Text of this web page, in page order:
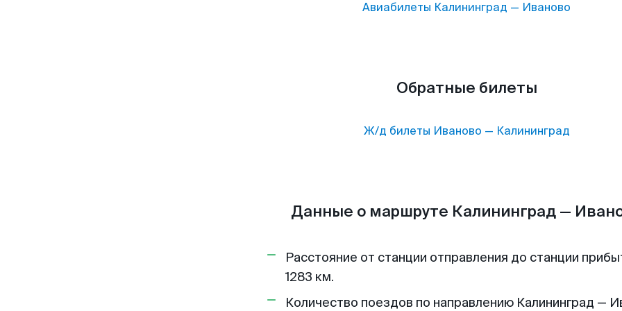
Авиабилеты Калининград — Иваново
Обратные билеты
Ж/д билеты Иваново — Калининград
Данные о маршруте Калининград —
Расстояние от станции отправления до станции
1283 км.
Количество поездов по направлению Калининград —